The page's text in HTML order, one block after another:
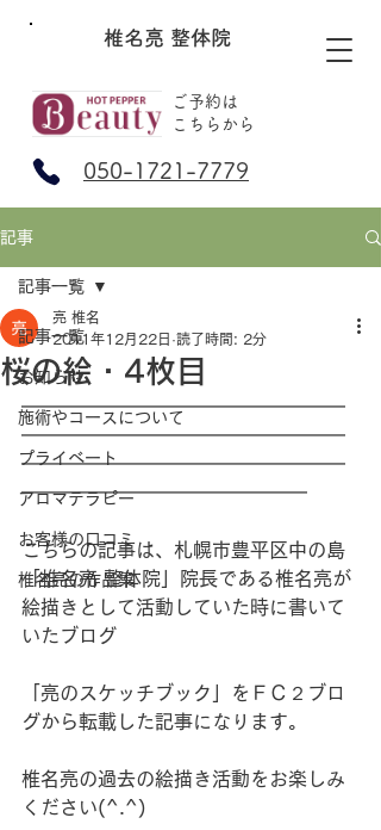
椎名亮 整体院
ご予約は
​こちらから
050-1721-7779
記事
記事一覧
お知らせ
施術やコースについて
プライベート
アロマテラピー
お客様の口コミ
椎名亮の作品集
記事一覧
桜の絵・4枚目
亮 椎名
2011年12月22日 読了時間: 2分
━━━━━━━━━━━━━━━━━
━━━━━━━━━━━━━━━━━
━━━━━━━━━━━━━━━━━
━━━━━━━━━━━━━━━
こちらの記事は、札幌市豊平区中の島
「椎名亮 整体院」院長である椎名亮が
絵描きとして活動していた時に書いて
いたブログ
「亮のスケッチブック」をＦＣ２ブロ
グから転載した記事になります。
椎名亮の過去の絵描き活動をお楽しみ
ください(^.^)